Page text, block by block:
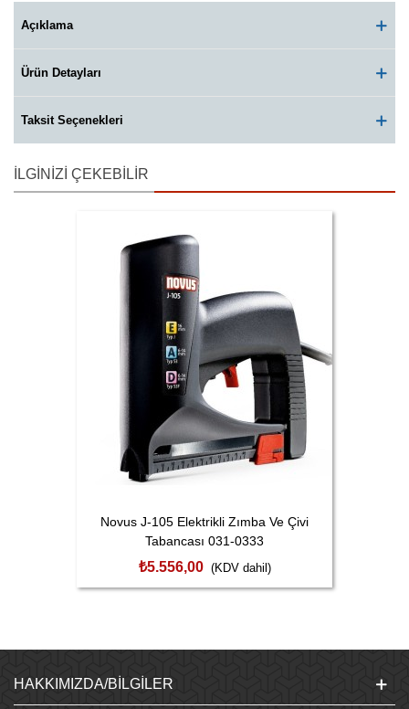
Açıklama
Ürün Detayları
Taksit Seçenekleri
İLGINIZI ÇEKEBILIR
Novus J-105 Elektrikli Zımba Ve Çivi
Tabancası 031-0333
₺5.556,00 (KDV dahil)
HAKKIMIZDA/BILGILER